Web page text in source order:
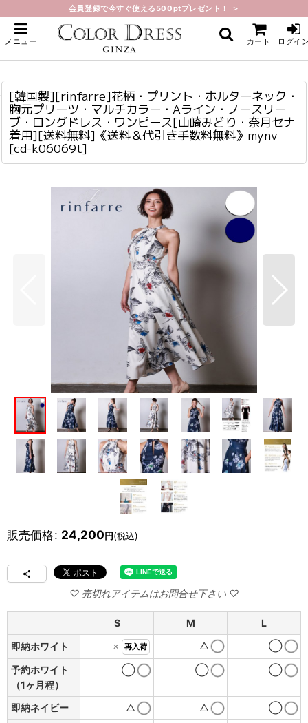
会員登録で今すぐ使える500ptプレゼント！ ＞
メニュー カート ログイ
ホーム > ロング・マキシ
[韓国製][rinfarre]花柄・プリント・ホルターネック・胸元プリーツ・マルチカ
ラー・Aライン・ノースリーブ・ロングドレス・ワンピース[山崎みどり・奈月セ
ナ着用][送料無料]《送料＆代引き手数料無料》mynv
[韓国製][rinfarre]花柄・プリント・ホルターネック・
胸元プリーツ・マルチカラー・Aライン・ノースリー
ブ・ロングドレス・ワンピース[山崎みどり・奈月セナ
着用][送料無料]《送料＆代引き手数料無料》mynv
[cd-k06069t]
販売価格: 24,200円(税込)
S M
L
即納ホワイト
× 再入荷 △ ◯
予約ホワイト
（1ヶ月程）
◯ ◯ ◯
即納ネイビー △ △
◯